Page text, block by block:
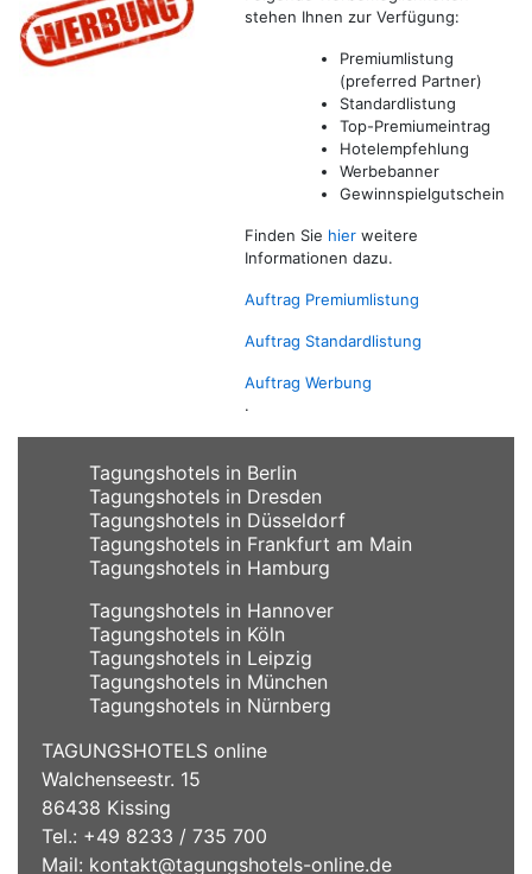
stehen Ihnen zur Verfügung:
Premiumlistung
(preferred Partner)
Standardlistung
Top-Premiumeintrag
Hotelempfehlung
Werbebanner
Gewinnspielgutschein
Finden Sie hier weitere
Informationen dazu.
Auftrag Premiumlistung
Auftrag Standardlistung
Auftrag Werbung
.
Tagungshotels in Berlin
Tagungshotels in Dresden
Tagungshotels in Düsseldorf
Tagungshotels in Frankfurt am Main
Tagungshotels in Hamburg
Tagungshotels in Hannover
Tagungshotels in Köln
Tagungshotels in Leipzig
Tagungshotels in München
Tagungshotels in Nürnberg
TAGUNGSHOTELS online
Walchenseestr. 15
86438 Kissing
Tel.: +49 8233 / 735 700
Mail: kontakt@tagungshotels-online.de